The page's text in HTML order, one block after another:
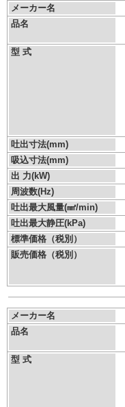
メーカー名
品名
型 式
吐出寸法(mm)
吸込寸法(mm)
出 力(kW)
周波数(Hz)
吐出最大風量(㎣/min)
吐出最大静圧(kPa)
標準価格（税別）
販売価格（税別）
メーカー名
品名
型 式